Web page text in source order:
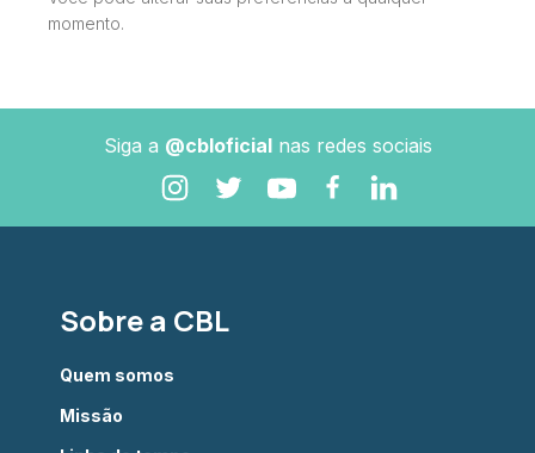
momento.
Siga a @cbloficialnas redes sociais
Sobre a CBL
Quem somos
Missão